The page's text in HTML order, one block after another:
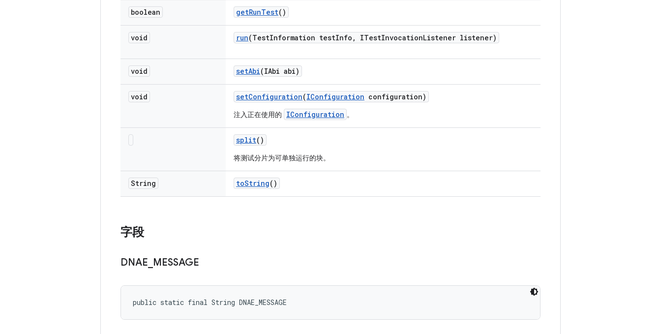
boolean getRunTest()
void run(TestInformation testInfo , ITestInvocationListener listener)
void setAbi(IAbi abi)
void setConfiguration(IConfiguration configuration)
注入正在使用的 IConfiguration 。
split()
将测试分片为可单独运行的块。
String toString()
字段
DNAE MESSAGE
public static final String DNAE_MESSAGE